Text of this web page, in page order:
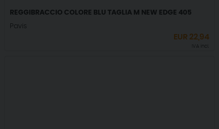
REGGIBRACCIO COLORE BLU TAGLIA M NEW EDGE 405
Pavis
EUR 22,94
IVA incl.